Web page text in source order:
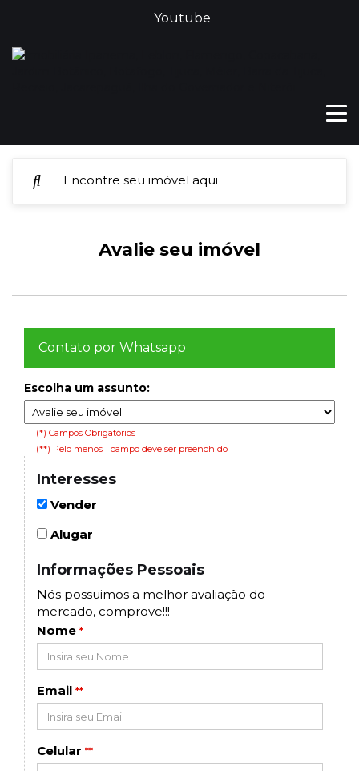
Youtube
Avalie seu imóvel
Contato por Whatsapp
Escolha um assunto:
(*) Campos Obrigatórios
(**) Pelo menos 1 campo deve ser preenchido
Interesses
Vender
Alugar
Informações Pessoais
Nós possuimos a melhor avaliação do
mercado, comprove!!!
Nome *
Email **
Celular **